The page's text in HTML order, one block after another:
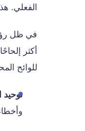
الفعلي.
أكثر
للوائح
توحيد